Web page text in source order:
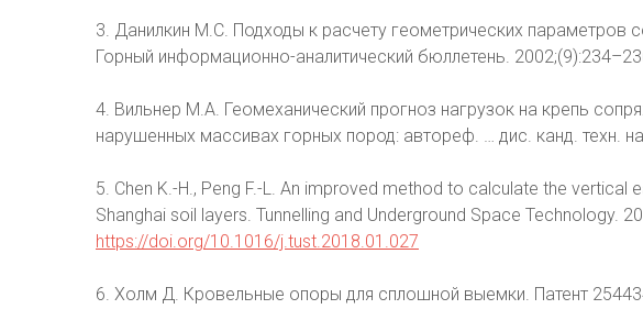
3. Данилкин М.С. Подходы к расчету геометрических параметров
Горный информационно-аналитический бюллетень.
4. Вильнер М.А. Геомеханический прогноз нагрузок на крепь
нарушенных массивах горных пород: автореф. … дис. канд. техн.
5. Chen K.-H., Peng F.-L. An improved method to calculate the vertical
Shanghai soil layers. Tunnelling and Underground Space Technology.
https://doi.org/10.1016/j.tust.2018.01.027
6. Холм Д. Кровельные опоры для сплошной выемки. Патент